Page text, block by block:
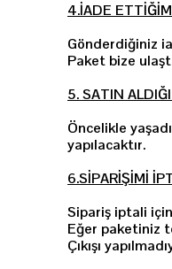
4.İADE
Gönderdiğiniz
Paket bize
5. SATIN
Öncelikle
yapılacaktır.
6.SİPARİŞİMİ
Sipariş iptali
Eğer paketiniz
Çıkışı